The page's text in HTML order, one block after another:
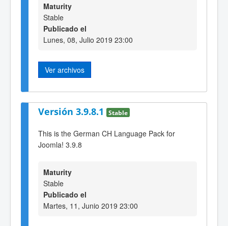
Maturity
Stable
Publicado el
Lunes, 08, Julio 2019 23:00
Ver archivos
Versión 3.9.8.1 Stable
This is the German CH Language Pack for
Joomla! 3.9.8
Maturity
Stable
Publicado el
Martes, 11, Junio 2019 23:00